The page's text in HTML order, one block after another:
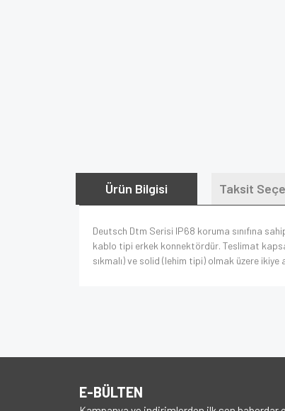
Ürün Bilgisi Taksit
Deutsch Dtm Serisi IP68 koruma sınıfına
kablo tipi erkek konnektördür. Teslimat
sıkmalı) ve solid (lehim tipi) olmak üzere
E-BÜLTEN